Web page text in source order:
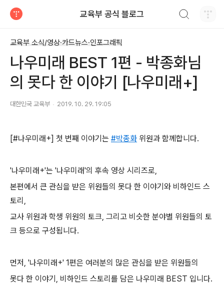
교육부 공식 블로그
교육부 소식/영상·카드뉴스·인포그래픽
나우미래 BEST 1편 - 박종화님
의 못다 한 이야기 [나우미래+]
대한민국 교육부 2019. 10. 29. 19:05
[#나우미래+] 첫 번째 이야기는 #박종화 위원과 함께합니다.
'나우미래+'는 '나우미래'의 후속 영상 시리즈로,
본편에서 큰 관심을 받은 위원들의 못다 한 이야기와 비하인드 스
토리,
교사 위원과 학생 위원의 토크, 그리고 비슷한 분야별 위원들의 토
크 등으로 구성됩니다.
먼저, '나우미래+' 1편은 여러분의 많은 관심을 받은 위원들의
못다 한 이야기, 비하인드 스토리를 담은 나우미래 BEST 입니다.